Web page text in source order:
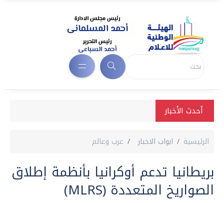
أحدث الأخبار
الرئيسية ابواب الاخبار عرب وعالم
بريطانيا تدعم أوكرانيا بأنظمة إطلاق
الصواريخ المتعددة (MLRS)